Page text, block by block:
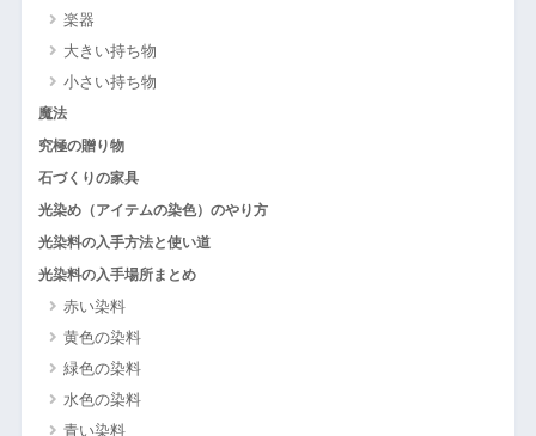
楽器
大きい持ち物
小さい持ち物
魔法
究極の贈り物
石づくりの家具
光染め（アイテムの染色）のやり方
光染料の入手方法と使い道
光染料の入手場所まとめ
赤い染料
黄色の染料
緑色の染料
水色の染料
青い染料